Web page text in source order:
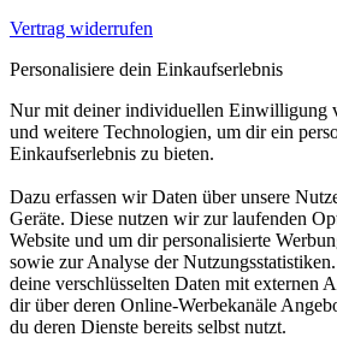
Vertrag widerrufen
Personalisiere dein Einkaufserlebnis
Nur mit deiner individuellen Einwilligung
und weitere Technologien, um dir ein
Einkaufserlebnis zu bieten.
Dazu erfassen wir Daten über unsere
Geräte. Diese nutzen wir zur laufenden
Website und um dir personalisierte
sowie zur Analyse der
deine verschlüsselten Daten mit externen
dir über deren Online-Werbekanäle
du deren Dienste bereits selbst nutzt.